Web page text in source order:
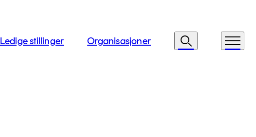
Ledige stillinger Organisasjoner Søk Meny